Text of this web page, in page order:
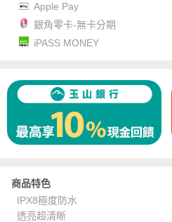
Apple Pay
銀角零卡-無卡分期
iPASS MONEY
商品特色
IPX8極度防水
透亮超清晰